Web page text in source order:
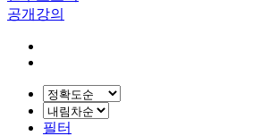
공개강의
필터